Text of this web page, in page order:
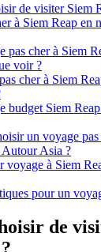
de visiter Siem
à Siem Reap en
pas cher à Siem
voir ?
cher à Siem
budget Siem
un voyage pas
Asia ?
voyage à Siem
pour un
de